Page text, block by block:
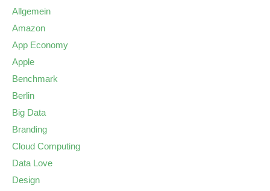
Allgemein
Amazon
App Economy
Apple
Benchmark
Berlin
Big Data
Branding
Cloud Computing
Data Love
Design